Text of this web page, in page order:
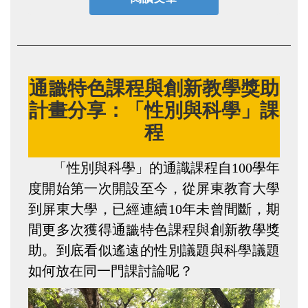
通識特色課程與創新教學獎助
計畫分享：「性別與科學」課
程
「性別與科學」的通識課程自100學年
度開始第一次開設至今，從屏東教育大學
到屏東大學，已經連續10年未曾間斷，期
間更多次獲得通識特色課程與創新教學獎
助。到底看似遙遠的性別議題與科學議題
如何放在同一門課討論呢？